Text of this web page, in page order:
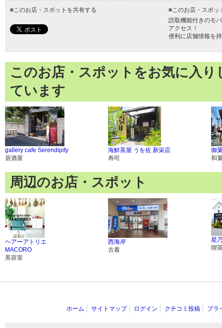
■このお店・スポットを共有する ■このお店・スポッ
読取機能付きのモ
アクセス！
便利に店舗情報を
このお店・スポットをお気に入
ています
gallery cafe Serendipity
居酒屋
海鮮茶屋 うを佐 新栄店
寿司
御
和
周辺のお店・スポット
ヘアーアトリエ
MACORO
美容室
西海岸
古着
星
喫
ホーム サイトマップ ログイン クチコミ投稿 プラ